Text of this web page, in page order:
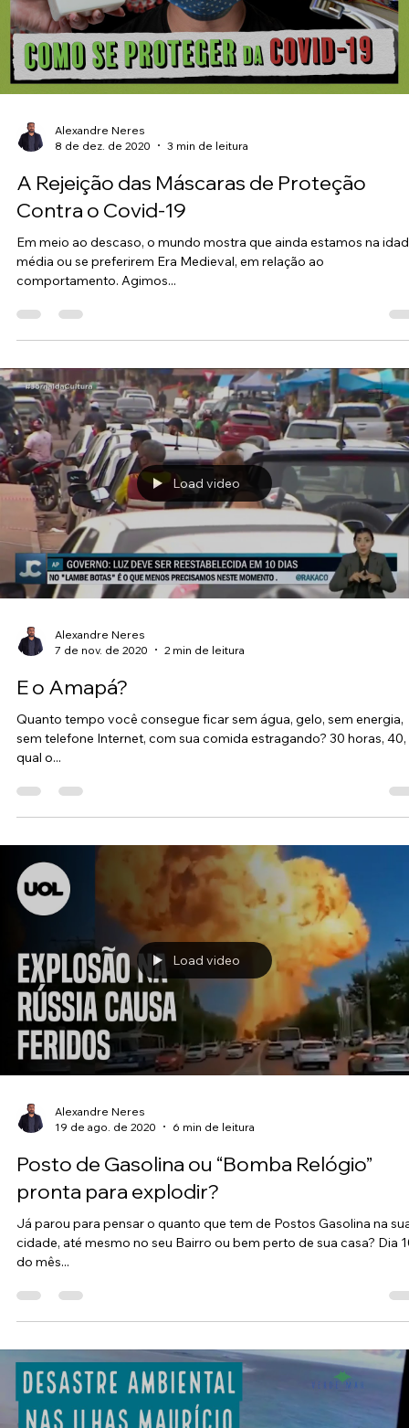
45001:2018 ....
Load video
8 de dez. de 2020
3 min de leitura
A Rejeição das Máscaras de Proteção
Contra o Covid-19
Em meio ao descaso, o mundo mostra que ainda estamos na
média ou se preferirem Era Medieval, em relação ao
comportamento. Agimos...
Load video
Alexandre Neres
7 de nov. de 2020
2 min de leitura
E o Amapá?
Quanto tempo você consegue ficar sem água, gelo, sem energia,
sem telefone Internet, com sua comida estragando? 30 horas,
qual o...
Load video
19 de ago. de 2020
6 min de leitura
Posto de Gasolina ou “Bomba Relógio”